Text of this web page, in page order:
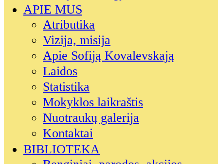
APIE MUS
Atributika
Vizija, misija
Apie Sofiją Kovalevskają
Laidos
Statistika
Mokyklos laikraštis
Nuotraukų galerija
Kontaktai
BIBLIOTEKA